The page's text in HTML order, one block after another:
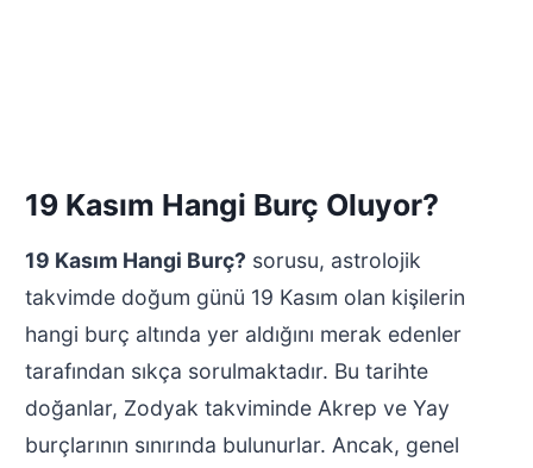
19 Kasım Hangi Burç Oluyor?
19 Kasım Hangi Burç? sorusu, astrolojik
takvimde doğum günü 19 Kasım olan kişilerin
hangi burç altında yer aldığını merak edenler
tarafından sıkça sorulmaktadır. Bu tarihte
doğanlar, Zodyak takviminde Akrep ve Yay
burçlarının sınırında bulunurlar. Ancak, genel